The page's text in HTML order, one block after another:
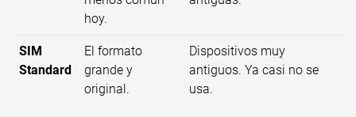
hoy.
SIM
Standard
El formato
grande y
original.
Dispositivos muy
antiguos. Ya casi no se
usa.